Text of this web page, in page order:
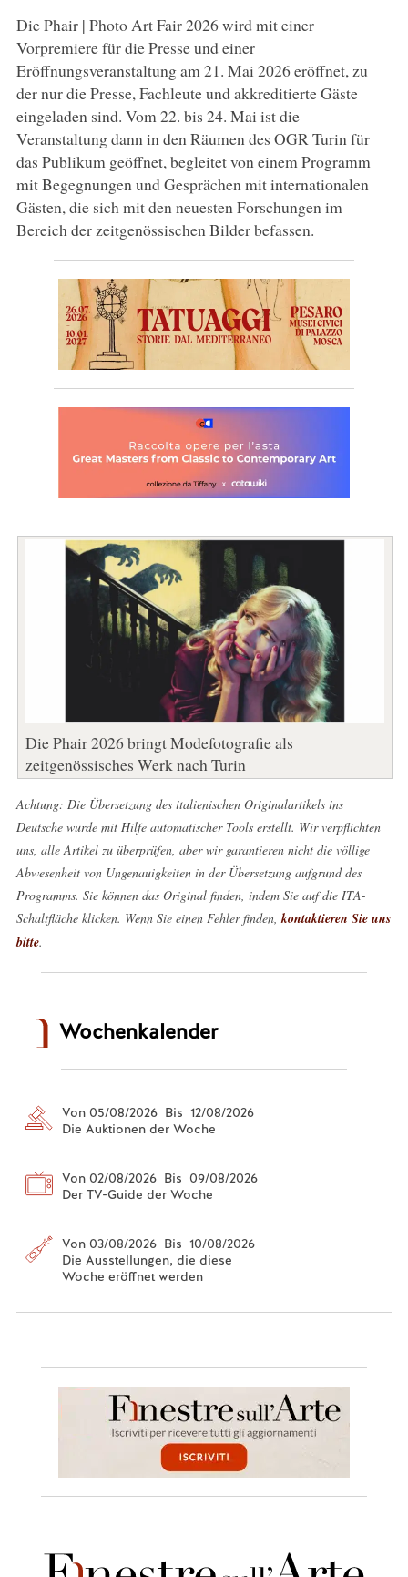
Die Phair | Photo Art Fair 2026 wird mit einer
Vorpremiere für die Presse und einer
Eröffnungsveranstaltung am 21. Mai 2026 eröffnet, zu
der nur die Presse, Fachleute und akkreditierte Gäste
eingeladen sind. Vom 22. bis 24. Mai ist die
Veranstaltung dann in den Räumen des OGR Turin für
das Publikum geöffnet, begleitet von einem Programm
mit Begegnungen und Gesprächen mit internationalen
Gästen, die sich mit den neuesten Forschungen im
Bereich der zeitgenössischen Bilder befassen.
Die Phair 2026 bringt Modefotografie als
zeitgenössisches Werk nach Turin
Achtung: Die Übersetzung des italienischen Originalartikels ins
Deutsche wurde mit Hilfe automatischer Tools erstellt. Wir verpflichten
uns, alle Artikel zu überprüfen, aber wir garantieren nicht die völlige
Abwesenheit von Ungenauigkeiten in der Übersetzung aufgrund des
Programms. Sie können das Original finden, indem Sie auf die ITA-
Schaltfläche klicken. Wenn Sie einen Fehler finden,kontaktieren Sie uns
bitte.
Wochenkalender
Von 05/08/2026 Bis 12/08/2026
Die Auktionen der Woche
Von 02/08/2026 Bis 09/08/2026
Der TV-Guide der Woche
Von 03/08/2026 Bis 10/08/2026
Die Ausstellungen, die diese
Woche eröffnet werden